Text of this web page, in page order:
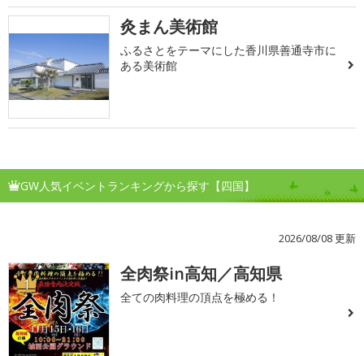
灸まん美術館
ふるさとをテーマにした香川県善通寺市に
ある美術館
GW人気イベントランキングから探す【四国】
2026/08/08 更新
1 全肉祭in高知／高知県
全ての肉料理の頂点を極める！